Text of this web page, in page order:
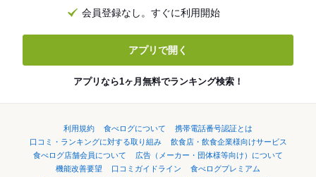
会員登録なし。すぐに利用開始
アプリで開く
アプリなら1ヶ月無料でランキング検索！
利用規約 食べログについて
携帯電話番号認証とは
口コミ・ランキングに対する取り組み
飲食店・飲食企業様向けサービス
食べログ店舗会員について
広告（メーカー・団体様等向け）について
機能改善要望
口コミガイドライン
食べログプレミアム